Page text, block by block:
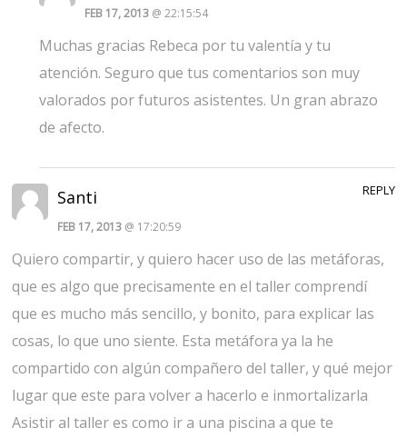
FEB 17, 2013 @ 22:15:54
Muchas gracias Rebeca por tu valentía y tu
atención. Seguro que tus comentarios son muy
valorados por futuros asistentes. Un gran abrazo
de afecto.
Santi
FEB 17, 2013 @ 17:20:59
Quiero compartir, y quiero hacer uso de las metáforas,
que es algo que precisamente en el taller comprendí
que es mucho más sencillo, y bonito, para explicar las
cosas, lo que uno siente. Esta metáfora ya la he
compartido con algún compañero del taller, y qué mejor
lugar que este para volver a hacerlo e inmortalizarla
Asistir al taller es como ir a una piscina a que te
REPLY